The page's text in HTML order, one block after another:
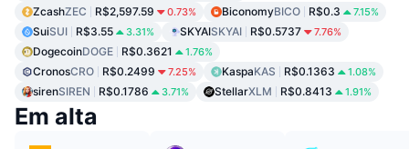
ZcashZEC R$2,597.59 0.73% BiconomyBICO R$0.3 7.15%
SuiSUI R$3.55 3.31% SKYAISKYAI R$0.5737 7.76%
DogecoinDOGE R$0.3621 1.76%
CronosCRO R$0.2499 7.25% KaspaKAS R$0.1363 1.08%
sirenSIREN R$0.1786 3.71% StellarXLM R$0.8413 1.91%
Em alta